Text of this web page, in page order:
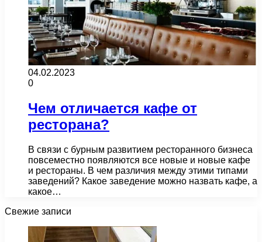
04.02.2023
0
Чем отличается кафе от
ресторана?
В связи с бурным развитием ресторанного бизнеса
повсеместно появляются все новые и новые кафе
и рестораны. В чем различия между этими типами
заведений? Какое заведение можно назвать кафе, а
какое…
Свежие записи